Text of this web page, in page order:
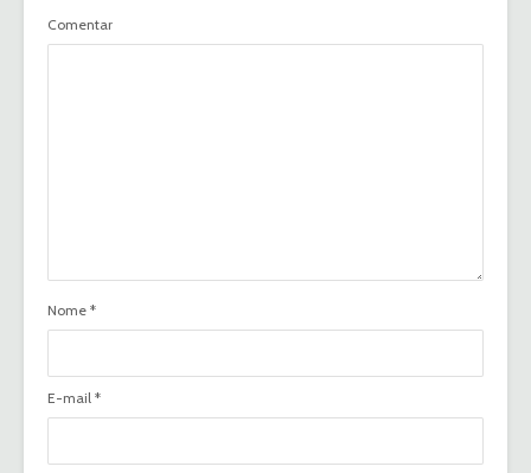
Comentar
Nome *
E-mail *